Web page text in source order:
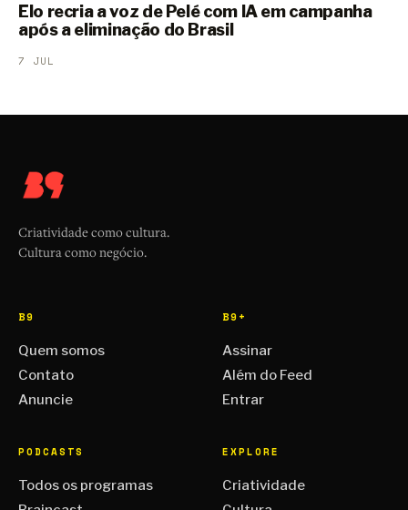
Elo recria a voz de Pelé com IA em campanha
após a eliminação do Brasil
7 JUL
Criatividade como cultura.
Cultura como negócio.
B9
Quem somos
Contato
Anuncie
B9+
Assinar
Além do Feed
Entrar
PODCASTS
Todos os programas
EXPLORE
Criatividade